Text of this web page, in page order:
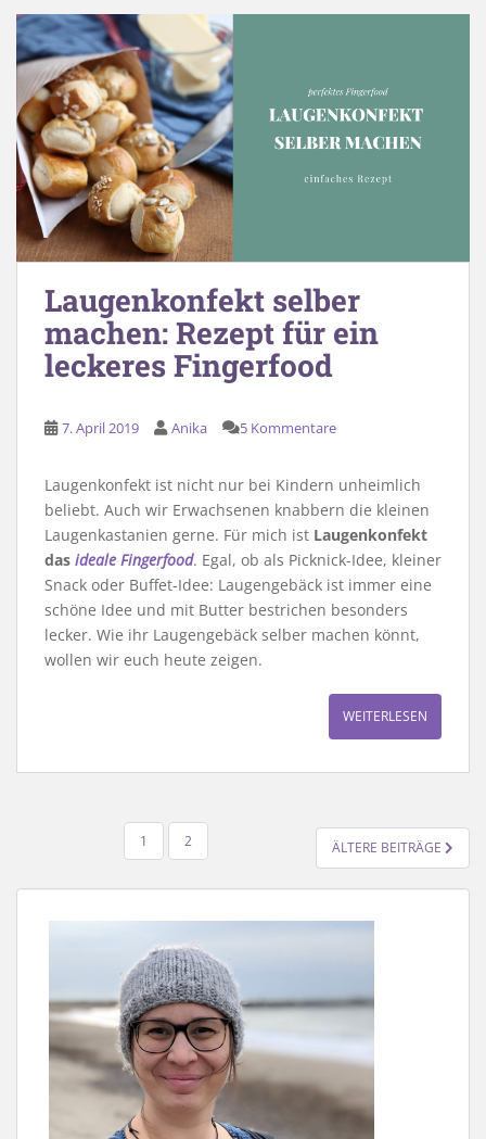
Laugenkonfekt selber
machen: Rezept für ein
leckeres Fingerfood
7. April 2019 Anika 5 Kommentare
Laugenkonfekt ist nicht nur bei Kindern unheimlich
beliebt. Auch wir Erwachsenen knabbern die kleinen
Laugenkastanien gerne. Für mich ist Laugenkonfekt
das ideale Fingerfood. Egal, ob als Picknick-Idee, kleiner
Snack oder Buffet-Idee: Laugengebäck ist immer eine
schöne Idee und mit Butter bestrichen besonders
lecker. Wie ihr Laugengebäck selber machen könnt,
wollen wir euch heute zeigen.
WEITERLESEN
SEITENNUMMERIERUNG
BEITRÄGE
1 2 ÄLTERE BEITRÄGE